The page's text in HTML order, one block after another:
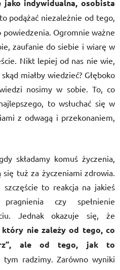
jako indywidualna, osobista
podążać niezależnie od tego,
Ogromnie ważne
zaufanie do siebie i wiarę w
Nikt lepiej od nas nie wie,
miałby wiedzieć? Głęboko
nosimy w sobie. To, co
to wsłuchać się w
z odwagą i przekonaniem,
składamy komuś życzenia,
się tuż za życzeniami zdrowia.
to reakcja na jakieś
czy spełnienie
Jednak okazuje się, że
który nie zależy od tego, co
ale od tego, jak to
radzimy. Zarówno wyniki